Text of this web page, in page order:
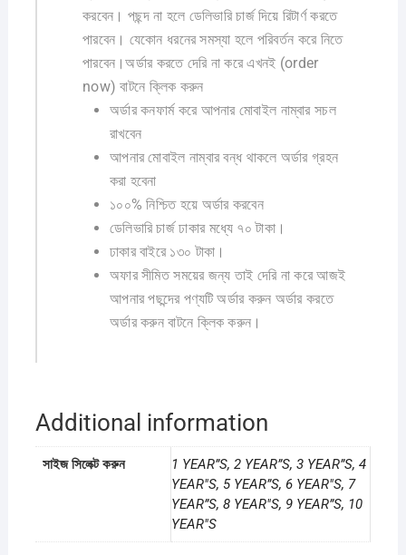
করবেন। পছন্দ না হলে ডেলিভারি চার্জ দিয়ে রিটার্ণ করতে
পারবেন। যেকোন ধরনের সমস্যা হলে পরিবর্তন করে নিতে
পারবেন।অর্ডার করতে দেরি না করে এখনই (order
now) বাটনে ক্লিক করুন
অর্ডার কনফার্ম করে আপনার মোবাইল নাম্বার সচল
রাখবেন
আপনার মোবাইল নাম্বার বন্ধ থাকলে অর্ডার গ্রহন
করা হবেনা
১০০% নিশ্চিত হয়ে অর্ডার করবেন
ডেলিভারি চার্জ ঢাকার মধ্যে ৭০ টাকা।
ঢাকার বাইরে ১৩০ টাকা।
অফার সীমিত সময়ের জন্য তাই দেরি না করে আজই
আপনার পছন্দের পণ্যটি অর্ডার করুন অর্ডার করতে
অর্ডার করুন বাটনে ক্লিক করুন।
Additional information
সাইজ সিলেক্ট করুন
1 YEAR”S, 2 YEAR”S, 3 YEAR”S, 4
YEAR"S, 5 YEAR”S, 6 YEAR"S, 7
YEAR”S, 8 YEAR"S, 9 YEAR”S, 10
YEAR"S